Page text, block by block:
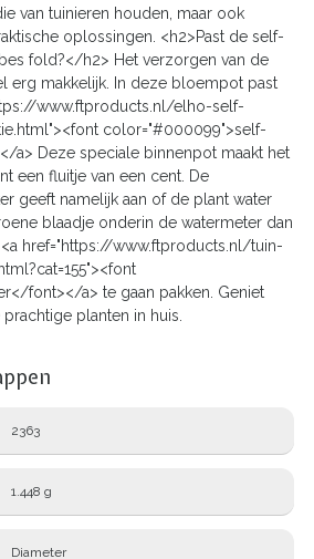
van tuinieren houden, maar ook
oplossingen. <h2>Past de self-
fold?</h2> Het verzorgen van de
erg makkelijk. In deze bloempot past
www.ftproducts.nl/elho-self-
color="#000099">self-
a> Deze speciale binnenpot maakt het
een fluitje van een cent. De
geeft namelijk aan of de plant water
blaadje onderin de watermeter dan
href="https://www.ftproducts.nl/tuin-
font></a> te gaan pakken. Geniet
planten in huis.
2363
1.448 g
Diameter